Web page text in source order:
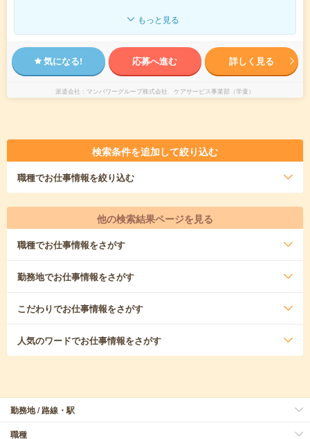
もっと見る
気になる! 応募へ進む 詳しく見る
派遣会社 マンパワーグループ株式会社 ケアサービス事業部（学童）
検索条件を追加して絞り込む
職種でお仕事情報を絞り込む
他の検索結果ページを見る
職種でお仕事情報をさがす
勤務地でお仕事情報をさがす
こだわりでお仕事情報をさがす
人気のワードでお仕事情報をさがす
勤務地 / 路線・駅
職種